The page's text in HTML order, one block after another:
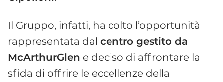
Il Gruppo, infatti, ha colto l’opportunità
rappresentata dal centro gestito da
McArthurGlen e deciso di affrontare la
sfida di offrire le eccellenze della